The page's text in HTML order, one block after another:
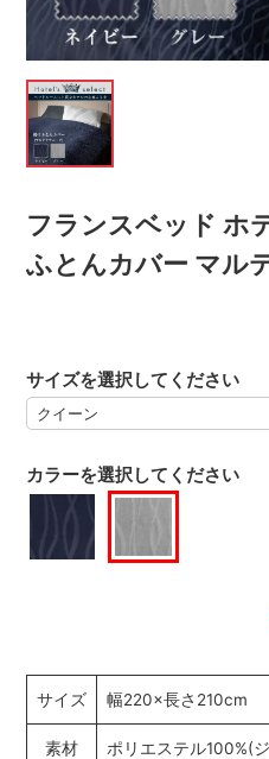
フランスベッド ホ
ふとんカバー マル
カラーを選択してください
サイズを選択してください
サイズ 幅220×長さ210cm
素材 ポリエステル100%(